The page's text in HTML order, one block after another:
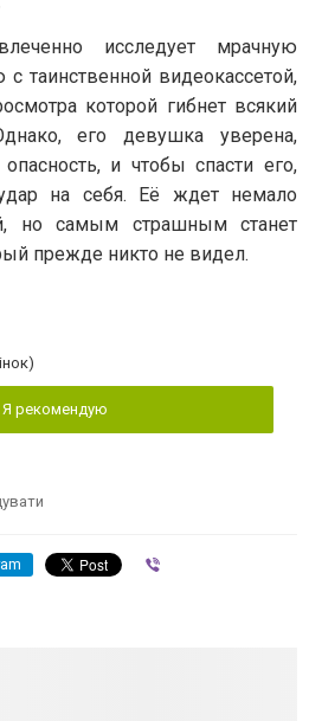
исследует мрачную
с таинственной видеокассетой,
которой гибнет всякий
его девушка уверена,
и чтобы спасти его,
на себя. Её ждет немало
но самым страшным станет
прежде никто не видел.
Я рекомендую